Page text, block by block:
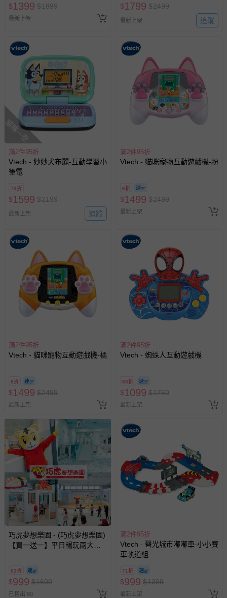
$1399 $1899
最新上架
$1799 $2499
最新上架 追蹤
搶購一空
滿2件95折
Vtech - 妙妙犬布麗-互動學習小
筆電
73折
$1599 $2199
最新上架 追蹤
滿2件95折
Vtech - 貓咪寵物互動遊戲機-粉
6折
$1499 $2499
最新上架
滿2件95折
Vtech - 貓咪寵物互動遊戲機-橘
6折
$1499 $2499
最新上架
滿2件95折
Vtech - 蜘蛛人互動遊戲機
63折
$1099 $1750
最新上架
巧虎夢想樂園 - (巧虎夢想樂園)
【買一送一】平日暢玩兩大一
換，贈送券現場領取)-效期至
2026/10/16 正券逾期視同現金
券使用
62折
$999 $1600
已售出 80
滿2件95折
Vtech - 聲光城市嘟嘟車-小小賽
車軌道組
71折
$999 $1399
最新上架